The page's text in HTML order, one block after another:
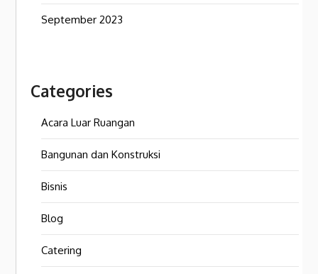
September 2023
Categories
Acara Luar Ruangan
Bangunan dan Konstruksi
Bisnis
Blog
Catering